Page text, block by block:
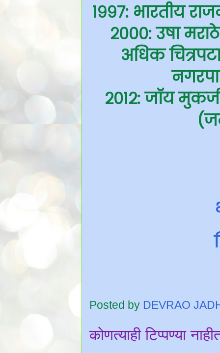
१९९७: भारतीय
२०००: उषा
अधिक
२०१२: जॉय
Posted by DEVRAO
कोणत्याही टिप्पण्‍या